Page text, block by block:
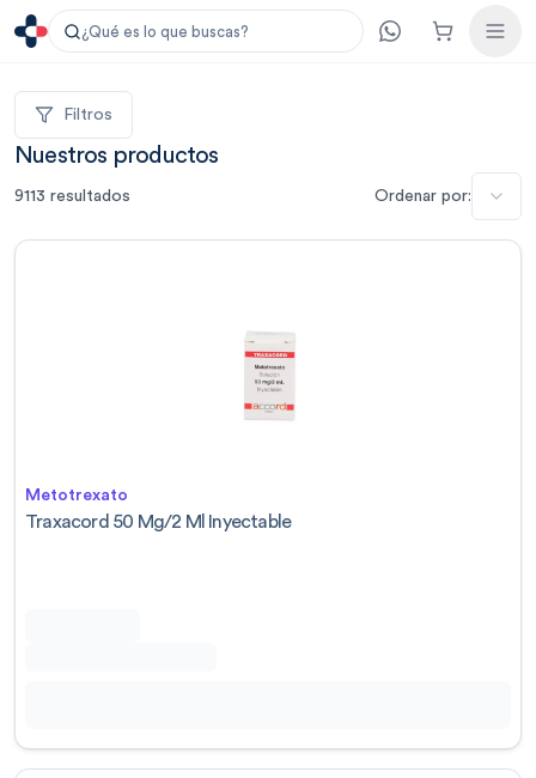
¿Qué es lo que buscas?
Filtros
Nuestros productos
9113 resultados Ordenar por:
Metotrexato
Traxacord 50 Mg/2 Ml Inyectable